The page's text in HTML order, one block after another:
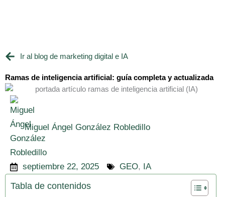
Ir al blog de marketing digital e IA
Ramas de inteligencia artificial: guía completa y actualizada
Miguel Ángel González Robledillo
septiembre 22, 2025 GEO, IA
Tabla de contenidos